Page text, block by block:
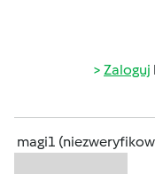
Zaloguj
magi1